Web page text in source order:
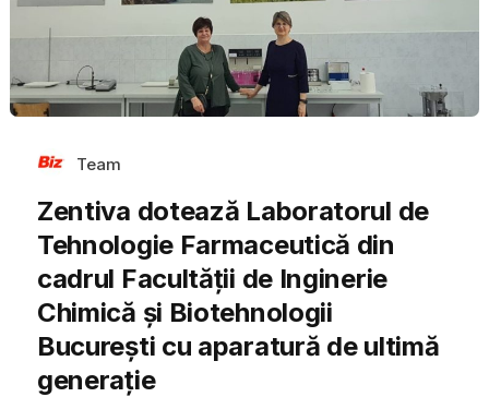
Team
Zentiva dotează Laboratorul de
Tehnologie Farmaceutică din
cadrul Facultății de Inginerie
Chimică și Biotehnologii
București cu aparatură de ultimă
generație